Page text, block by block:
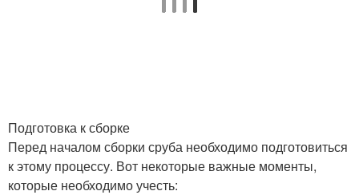
Подготовка к сборке
Перед началом сборки сруба необходимо подготовиться
к этому процессу. Вот некоторые важные моменты,
которые необходимо учесть: